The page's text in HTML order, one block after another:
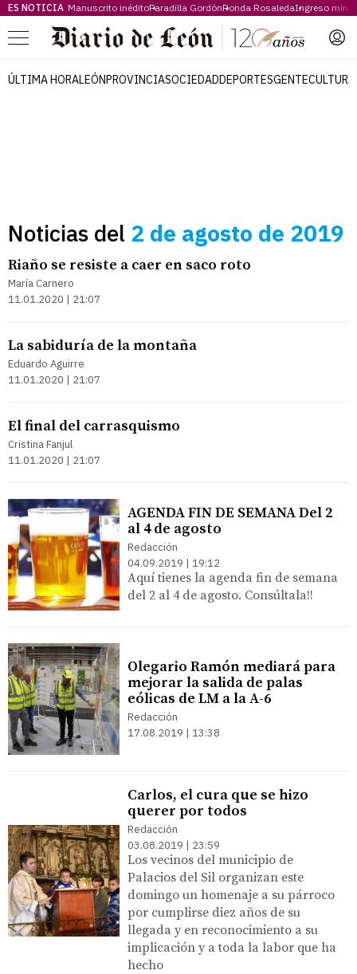
ES NOTICIA Manuscrito inéditoParadilla GordónRonda RosaledaIngreso
Menú
ÚLTIMA HORALEÓNPROVINCIASOCIEDADDEPORTESGENTECULTURA
Noticias del 2 de agosto de 2019
Riaño se resiste a caer en saco roto
María Carnero
11.01.2020 | 21:07
La sabiduría de la montaña
Eduardo Aguirre
11.01.2020 | 21:07
El final del carrasquismo
Cristina Fanjul
11.01.2020 | 21:07
AGENDA FIN DE SEMANA Del 2
al 4 de agosto
Redacción
04.09.2019 | 19:12
Aquí tienes la agenda fin de semana
del 2 al 4 de agosto. Consúltala!!
Olegario Ramón mediará para
mejorar la salida de palas
eólicas de LM a la A-6
Redacción
17.08.2019 | 13:38
Carlos, el cura que se hizo
querer por todos
Redacción
03.08.2019 | 23:59
Los vecinos del municipio de
Palacios del Sil organizan este
domingo un homenaje a su párroco
por cumplirse diez años de su
llegada y en reconocimiento a su
implicación y a toda la labor que ha
hecho